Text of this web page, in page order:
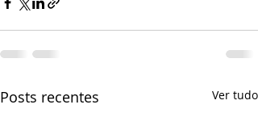
Posts recentes Ver tudo